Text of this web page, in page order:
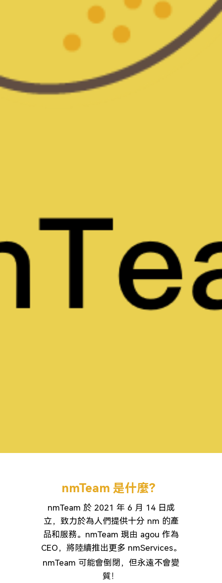
nmTeam 是什麼？
nmTeam 於 2021 年 6 月 14 日成
立，致力於為人們提供十分 nm 的產
品和服務。nmTeam 現由 agou 作為
CEO，將陸續推出更多 nmServices。
nmTeam 可能會倒閉，但永遠不會變
質！